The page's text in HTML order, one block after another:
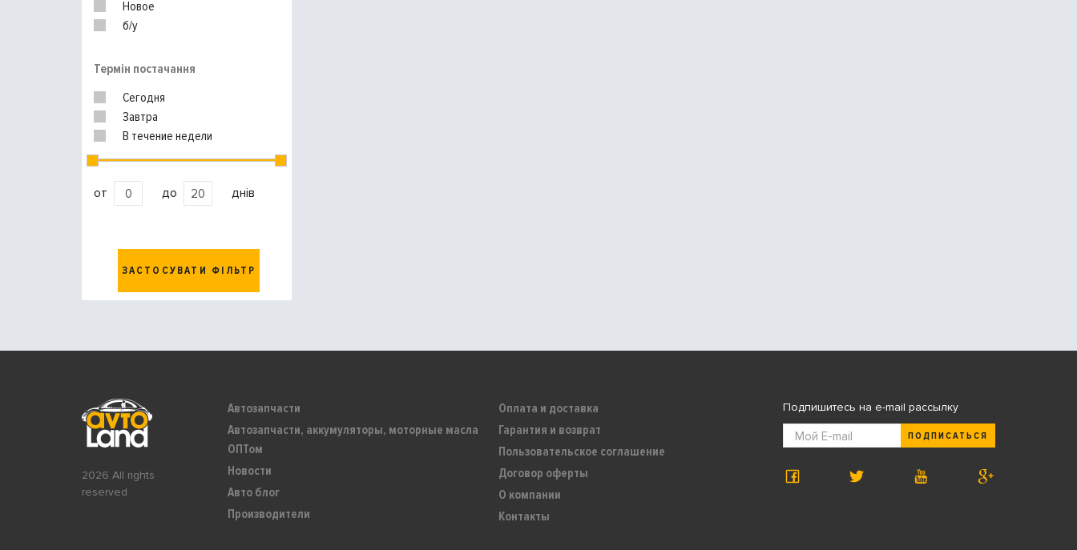
Новое
б/у
Термін постачання
Сегодня
Завтра
В течение недели
от до днів
ЗАСТОСУВАТИ ФІЛЬТР
2026 All rights
reserved
Автозапчасти
Автозапчасти, аккумуляторы, моторные масла
ОПТом
Новости
Авто блог
Производители
Оплата и доставка
Гарантия и возврат
Пользовательское соглашение
Договор оферты
О компании
Контакты
Подпишитесь на e-mail рассылку
ПОДПИСАТЬСЯ